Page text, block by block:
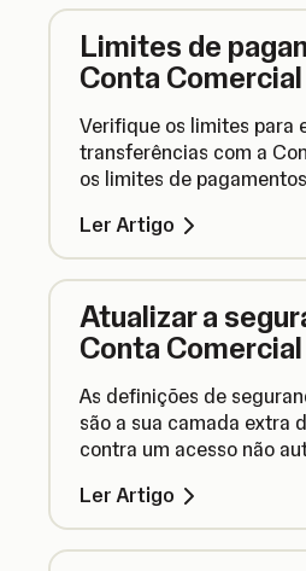
Limites de
Conta Comercial
Verifique os limites para
transferências com a
os limites de
Business.
Ler Artigo
Atualizar a
Conta Comercial
As definições de
são a sua camada extra
contra um acesso não
configurar para manter
seguros.
Ler Artigo